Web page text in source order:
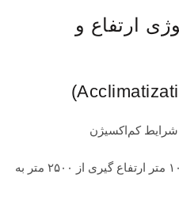
ارتفاع و
شرایط کم‌اکسیژن
نیازمند ۲-۳ روز برای هر ۱۰۰۰ متر ارتفاع گیری از ۲۵۰۰ متر به